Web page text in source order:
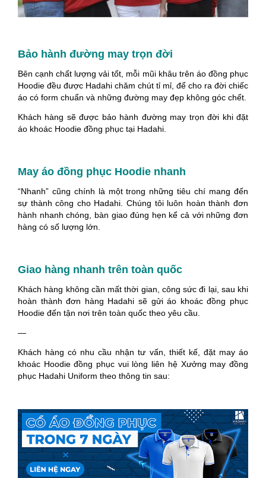
Bảo hành đường may trọn đời
Bên cạnh chất lượng vải tốt, mỗi mũi khâu trên áo đồng phục
Hoodie đều được Hadahi chăm chút tỉ mỉ, để cho ra đời chiếc
áo có form chuẩn và những đường may đẹp không góc chết.
Khách hàng sẽ được bảo hành đường may trọn đời khi đặt
áo khoác Hoodie đồng phục tại Hadahi.
May áo đồng phục Hoodie nhanh
“Nhanh” cũng chính là một trong những tiêu chí mang đến
sự thành công cho Hadahi. Chúng tôi luôn hoàn thành đơn
hành nhanh chóng, bàn giao đúng hẹn kể cả với những đơn
hàng có số lượng lớn.
Giao hàng nhanh trên toàn quốc
Khách hàng không cần mất thời gian, công sức đi lại, sau khi
hoàn thành đơn hàng Hadahi sẽ gửi áo khoác đồng phục
Hoodie đến tận nơi trên toàn quốc theo yêu cầu.
—
Khách hàng có nhu cầu nhận tư vấn, thiết kế, đặt may áo
khoác Hoodie đồng phục vui lòng liên hệ Xưởng may đồng
phục Hadahi Uniform theo thông tin sau: